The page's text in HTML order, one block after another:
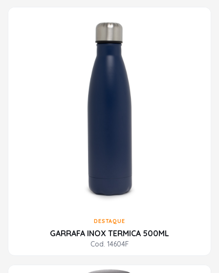
DESTAQUE
GARRAFA INOX TERMICA 500ML
Cod. 14604F